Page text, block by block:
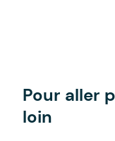
Pour aller
loin